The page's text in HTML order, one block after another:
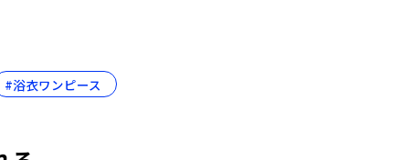
#浴衣ワンピース